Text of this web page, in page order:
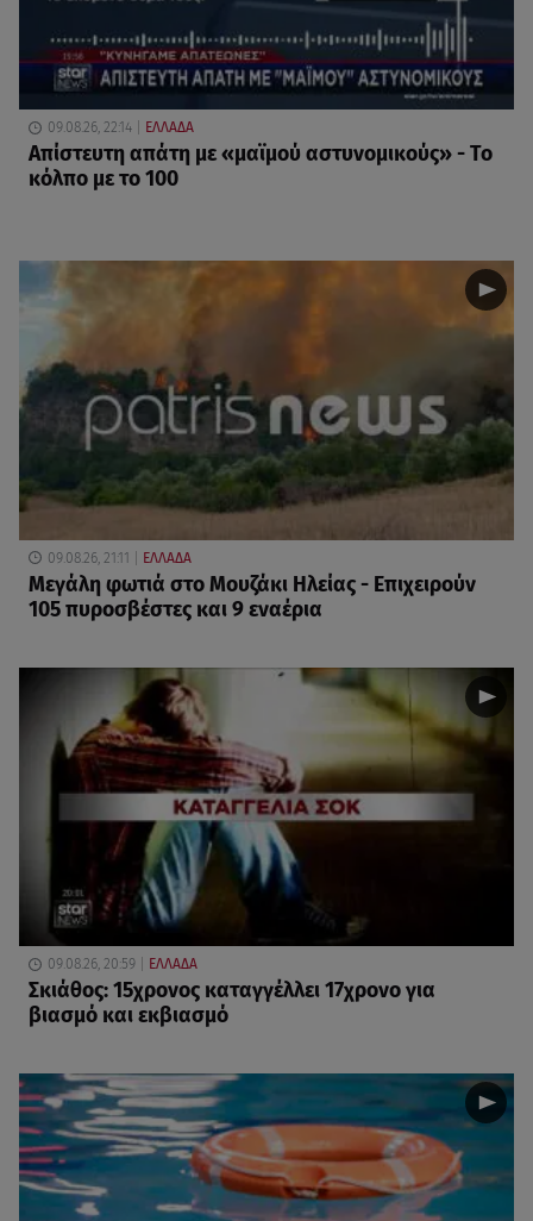
09.08.26, 22:14 ΕΛΛΑΔΑ
Απίστευτη απάτη με «μαϊμού αστυνομικούς» - Το
κόλπο με το 100
09.08.26, 21:11 ΕΛΛΑΔΑ
Μεγάλη φωτιά στο Μουζάκι Ηλείας - Επιχειρούν
105 πυροσβέστες και 9 εναέρια
09.08.26, 20:59 ΕΛΛΑΔΑ
Σκιάθος: 15χρονος καταγγέλλει 17χρονο για
βιασμό και εκβιασμό